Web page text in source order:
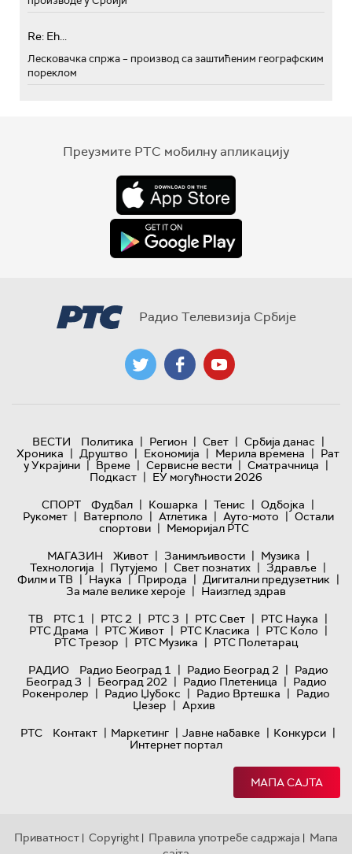
Re: Eh...
Лесковачка спржа – производ са заштићеним географским
пореклом
Преузмите РТС мобилну апликацију
Радио Телевизија Србије
ВЕСТИ Политика | Регион | Свет | Србија данас |
Хроника | Друштво | Економија | Мерила времена | Рат
у Украјини | Време | Сервисне вести | Сматрачница |
Подкаст | ЕУ могућности 2026
СПОРТ
Фудбал | Кошарка | Тенис | Одбојка |
Рукомет | Ватерполо | Атлетика | Ауто-мото | Остали
спортови | Меморијал РТС
МАГАЗИН
Живот | Занимљивости | Музика |
Технологијa | Путујемо | Свет познатих | Здравље |
Филм и ТВ | Наука | Природа | Дигитални предузетник |
За мале велике хероје | Наизглед здрав
ТВ
РТС 1 | РТС 2 | РТС 3 | РТС Свет | РТС Наука |
РТС Драма | РТС Живот | РТС Класика | РТС Коло |
РТС Трезор | РТС Музика | РТС Полетарац
РАДИО
Радио Београд 1 | Радио Београд 2 | Радио
Београд 3 | Београд 202 | Радио Плетеница | Радио
Рокенролер | Радио Џубокс | Радио Вртешка | Радио
Џезер | Архив
РТС
Контакт | Маркетинг | Јавне набавке | Конкурси |
Интернет портал
МАПА САЈТА
Приватност | Copyright | Правила употребе садржаја | Мапа